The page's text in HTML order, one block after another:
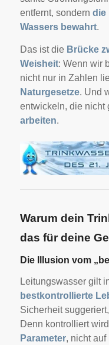
entfernt, sondern die
Wassers bewahrt.
Das ist die Brücke
Weisheit: Wenn wir
nicht nur in Zahlen
Naturgesetze. Und
entwickeln, die nicht
arbeiten.
Warum dein
das für deine
Die Illusion vom
Leitungswasser gilt
bestkontrollierte
Sicherheit
Denn kontrolliert
Parameter, nicht auf